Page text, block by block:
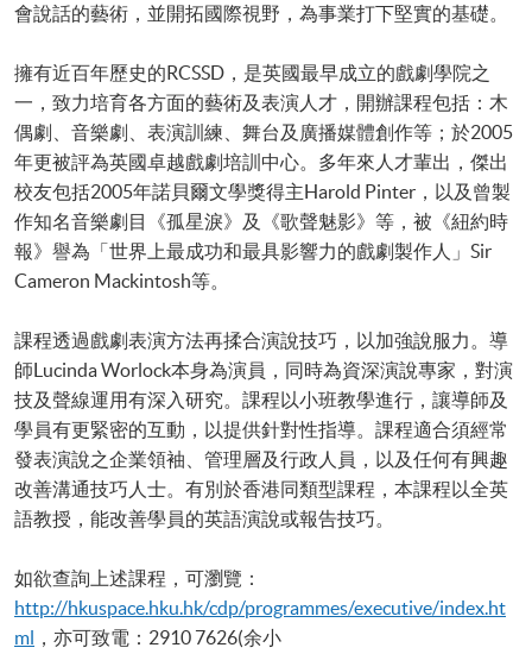
會說話的藝術，並開拓國際視野，為事業打下堅實的基礎。
擁有近百年歷史的RCSSD，是英國最早成立的戲劇學院之
一，致力培育各方面的藝術及表演人才，開辦課程包括：木
偶劇、音樂劇、表演訓練、舞台及廣播媒體創作等；於2005
年更被評為英國卓越戲劇培訓中心。多年來人才輩出，傑出
校友包括2005年諾貝爾文學獎得主Harold Pinter，以及曾製
作知名音樂劇目《孤星淚》及《歌聲魅影》等，被《紐約時
報》譽為「世界上最成功和最具影響力的戲劇製作人」Sir
Cameron Mackintosh等。
課程透過戲劇表演方法再揉合演說技巧，以加強說服力。導
師Lucinda Worlock本身為演員，同時為資深演說專家，對演
技及聲線運用有深入研究。課程以小班教學進行，讓導師及
學員有更緊密的互動，以提供針對性指導。課程適合須經常
發表演說之企業領袖、管理層及行政人員，以及任何有興趣
改善溝通技巧人士。有別於香港同類型課程，本課程以全英
語教授，能改善學員的英語演說或報告技巧。
如欲查詢上述課程，可瀏覽：
http://hkuspace.hku.hk/cdp/programmes/executive/index.ht
ml ，亦可致電：2910 7626(余小